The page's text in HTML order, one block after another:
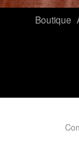
Boutique